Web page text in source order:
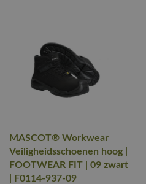
MASCOT® Workwear
Veiligheidsschoenen hoog |
FOOTWEAR FIT | 09 zwart
| F0114-937-09